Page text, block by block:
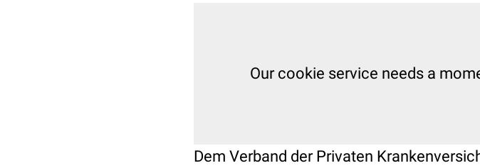
Our cookie service needs a
Dem Verband der Privaten